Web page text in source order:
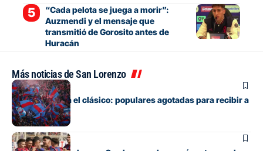
“Cada pelota se juega a morir”:
Auzmendi y el mensaje que
transmitió de Gorosito antes de
Huracán
Más noticias de San Lorenzo
Fútbol
Boedo ya juega el clásico: populares agotadas para recibir a
Huracán
Fútbol